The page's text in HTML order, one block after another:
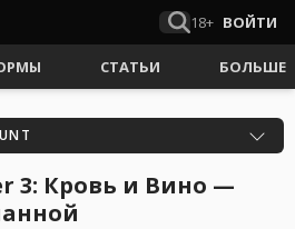
18+ ВОЙТИ
СТАТЬИ БОЛЬШЕ
3: Кровь и Вино —